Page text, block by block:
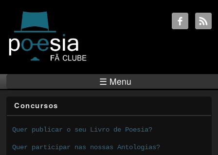
☰ Menu
Concursos
Quer publicar o seu Livro de Poesia?
Quer participar nas nossas Antologias?